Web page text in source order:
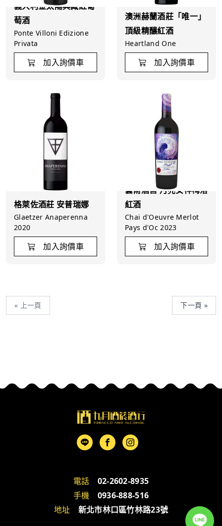
義大利金太陽典藏紅葡
萄酒
Ponte Villoni Edizione
Privata
加入詢價車
澳洲赫蘭酒莊「唯一」
頂級精釀紅酒
Heartland One
加入詢價車
格萊佐酒莊 安普瑞娜
Glaetzer Anaperenna
2020
加入詢價車
藝術酒窖 月亮女神梅洛
紅酒
Chai d'Oeuvre Merlot
Pays d'Oc 2023
加入詢價車
« 上一頁 下一頁 »
電話
02-2602-8935
手機
0936-888-516
地址
新北市林口區竹林路23號